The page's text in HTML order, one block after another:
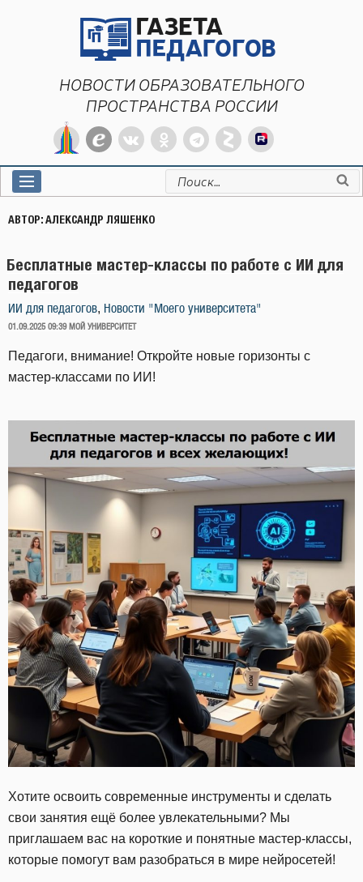
НОВОСТИ ОБРАЗОВАТЕЛЬНОГО
ПРОСТРАНСТВА РОССИИ
Искать:
АВТОР:АЛЕКСАНДР ЛЯШЕНКО
Бесплатные мастер-классы по работе с ИИ для
педагогов
ИИ для педагогов, Новости "Моего университета"
ОПУБЛИКОВАНО
01.09.2025 09:39 МОЙ УНИВЕРСИТЕТ
Педагоги, внимание! Откройте новые горизонты с
мастер-классами по ИИ!
Хотите освоить современные инструменты и сделать
свои занятия ещё более увлекательными? Мы
приглашаем вас на короткие и понятные мастер-классы,
которые помогут вам разобраться в мире нейросетей!